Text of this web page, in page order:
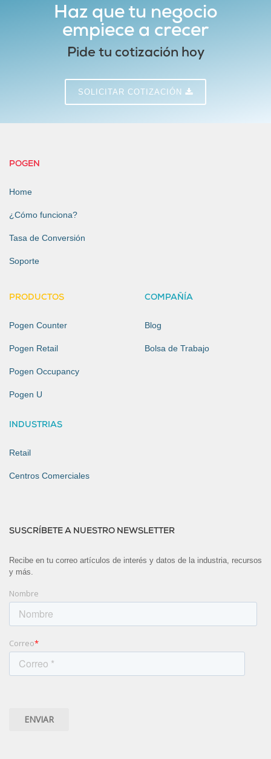
Haz que tu negocio
empiece a crecer
Pide tu cotización hoy
SOLICITAR COTIZACIÓN
POGEN
Home
¿Cómo funciona?
Tasa de Conversión
Soporte
PRODUCTOS
Pogen Counter
Pogen Retail
Pogen Occupancy
Pogen U
INDUSTRIAS
Retail
Centros Comerciales
COMPAÑÍA
Blog
Bolsa de Trabajo
SUSCRÍBETE A NUESTRO NEWSLETTER
Recibe en tu correo artículos de interés y datos de la industria, recursos
y más.
Nombre
Correo*